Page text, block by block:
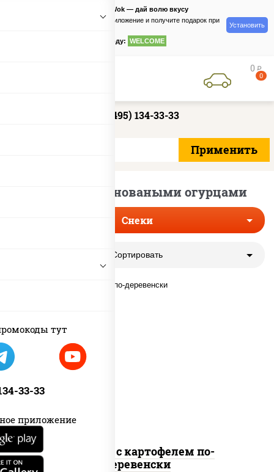
тут
33-33
приложение
PizzaSushiWok — дай волю вкусу
Скачайте приложение и получите подарок при
по промокоду: WELCOME
Установить
0 руб
0
+7 (495) 134-33-33
Снеки с мариноваными огурцами
Снеки
Сортировать
наггетсы куриные, дольки
картофеля, огурцы маринованные
Наггетсы с картофелем по-
деревенски